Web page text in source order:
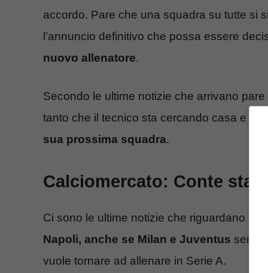
accordo. Pare che una squadra su tutte si
l’annuncio definitivo che possa essere
nuovo allenatore.
Secondo le ultime notizie che arrivano
tanto che il tecnico sta cercando casa e
sua prossima squadra.
Calciomercato: Conte sta
Ci sono le ultime notizie che riguardano il
Napoli, anche se Milan e Juventus
vuole tornare ad allenare in Serie A.